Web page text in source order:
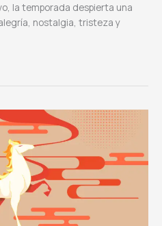
la temporada despierta una
nostalgia, tristeza y